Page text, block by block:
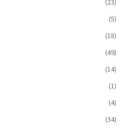
(23)
(5)
(18)
(49)
(14)
(1)
(4)
(34)